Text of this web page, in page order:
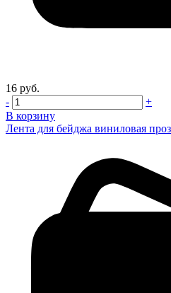
16 руб.
-
+
В корзину
Лента для бейджа виниловая